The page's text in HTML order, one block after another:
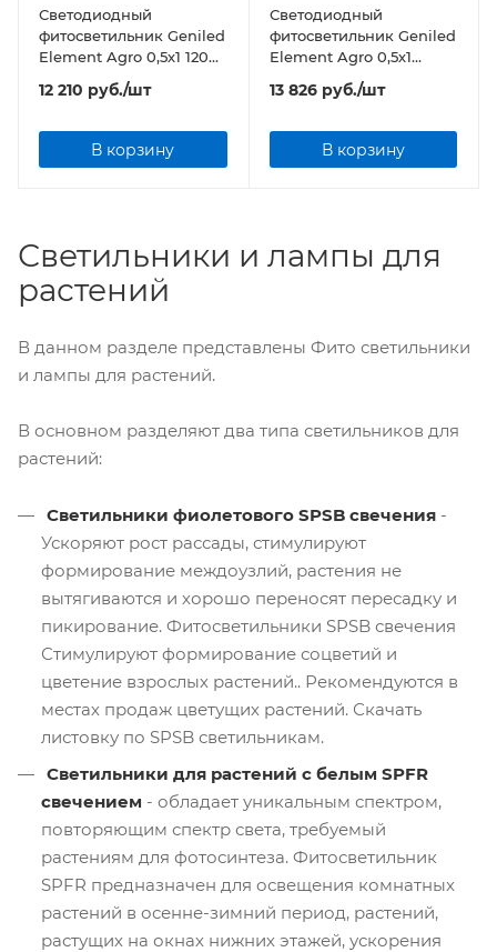
Светодиодный
фитосветильник Geniled
Element Agro 0,5х1 120Вт
Прозрачный
12 210 руб./шт
В корзину
Светодиодный
фитосветильник Geniled
Element Agro 0,5х1
140Вт Прозрачный
13 826руб./шт
В корзину
Светильники и лампы для
растений
В данном разделе представлены Фито светильники
и лампы для растений.
В основном разделяют два типа светильников для
растений:
Светильники фиолетового SPSB свечения -
Ускоряют рост рассады, стимулируют
формирование междоузлий, растения не
вытягиваются и хорошо переносят пересадку и
пикирование. Фитосветильники SPSB свечения
Стимулируют формирование соцветий и
цветение взрослых растений.. Рекомендуются в
местах продаж цветущих растений. Скачать
листовку по SPSB светильникам.
Светильники для растений с белым SPFR
свечением - обладает уникальным спектром,
повторяющим спектр света, требуемый
растениям для фотосинтеза. Фитосветильник
SPFR предназначен для освещения комнатных
растений в осенне-зимний период, растений,
растущих на окнах нижних этажей, ускорения